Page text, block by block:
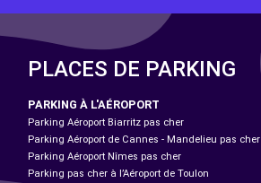
PLACES DE PARKING
PARKING À L'AÉROPORT
Parking Aéroport Biarritz pas cher
Parking Aéroport de Cannes - Mandelieu pas cher
Parking Aéroport Nîmes pas cher
Parking pas cher à l’Aéroport de Toulon